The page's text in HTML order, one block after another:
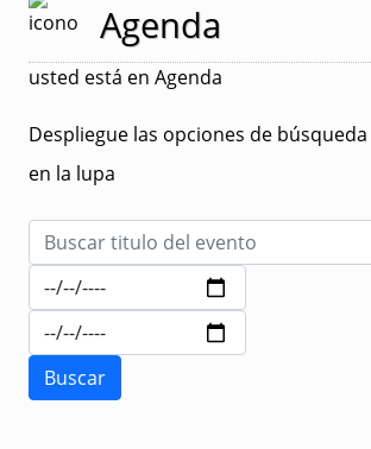
Agenda
usted está en Agenda
Despliegue las opciones de
en la lupa